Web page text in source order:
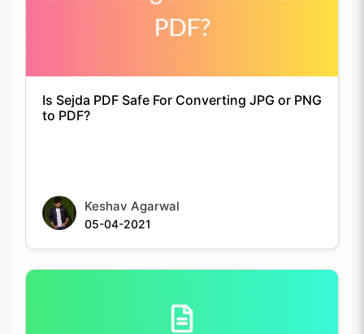
Is Sejda PDF Safe For Converting JPG or PNG
to PDF?
Keshav Agarwal
05-04-2021